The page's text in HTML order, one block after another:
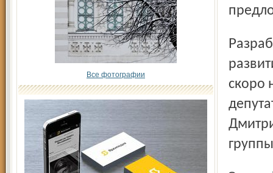
Все фотографии
Разработка новой стратегии социально-экономического
скоро